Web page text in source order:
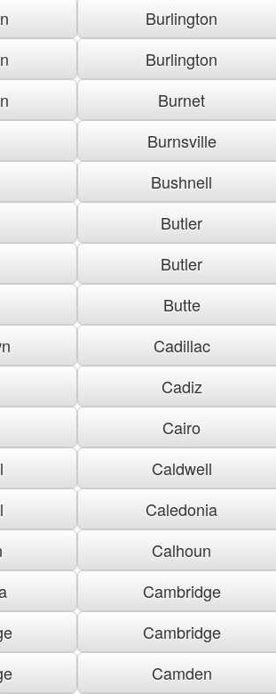
Burlington
Burlington
Burnet
Burnsville
Bushnell
Butler
Butler
Butte
Cadillac
Cadiz
Cairo
Caldwell
Caledonia
Calhoun
Cambridge
Cambridge
Camden